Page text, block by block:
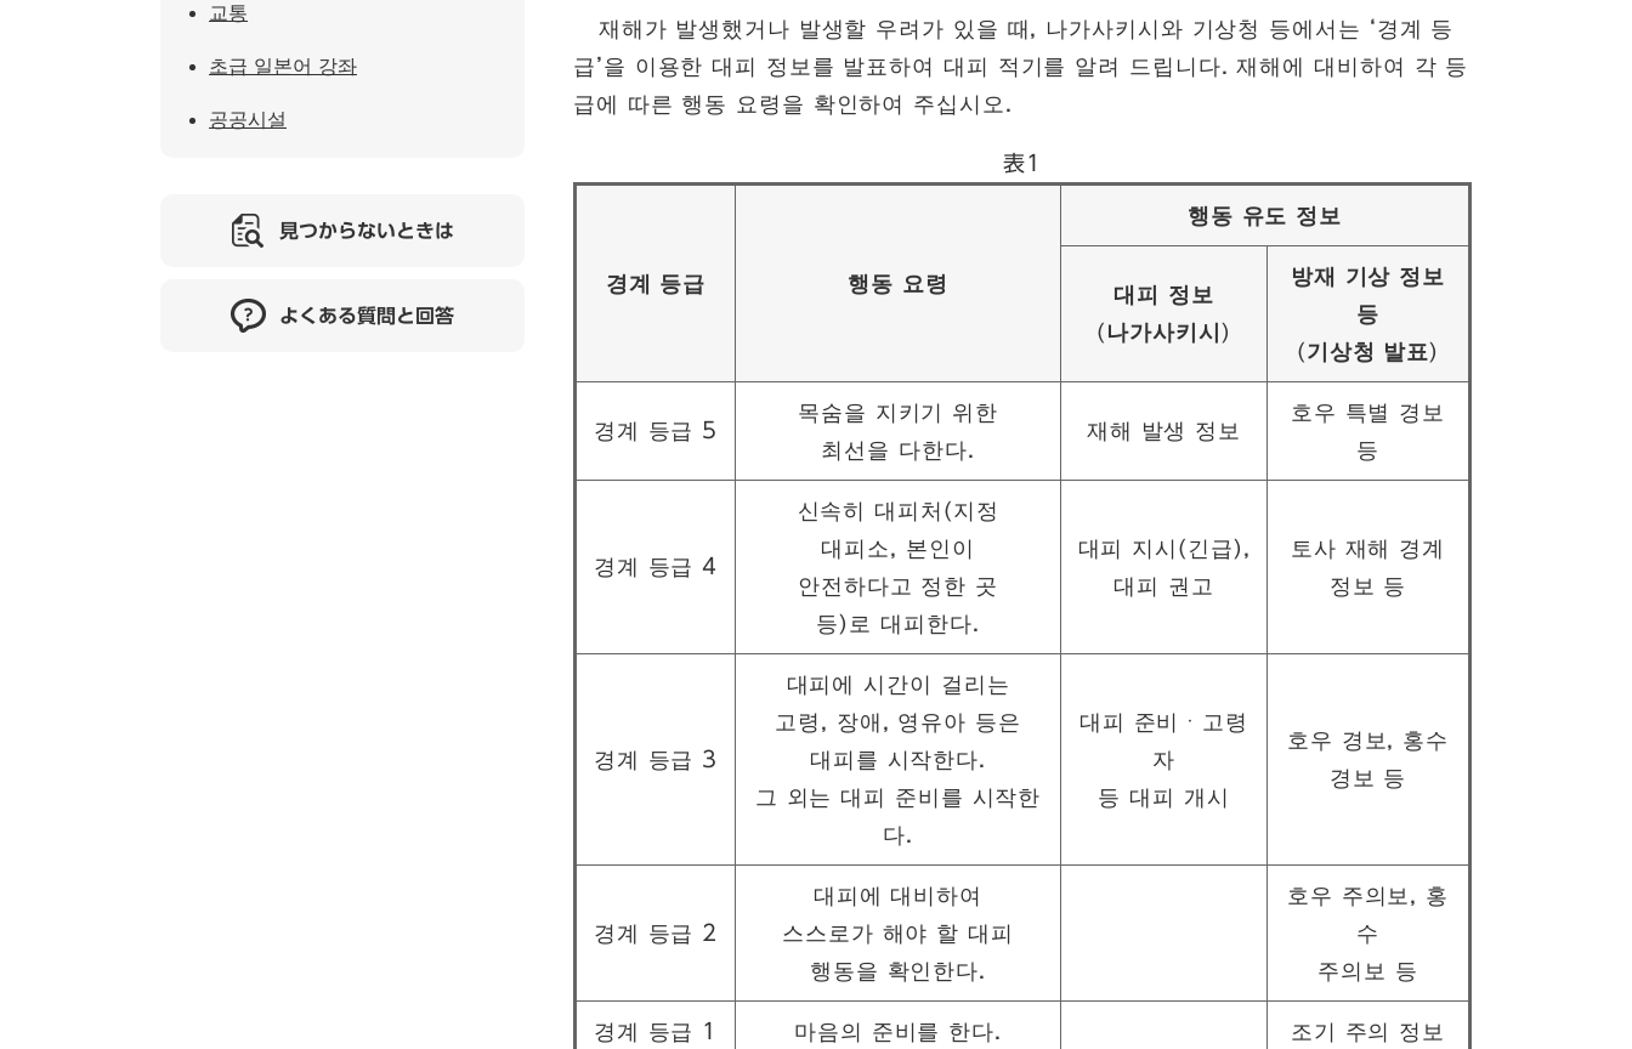
재해가 발생했거나 발생할 우려가 있을 때, 나가사키시와 기상청 등에서는 ‘경계 등
급’을 이용한 대피 정보를 발표하여 대피 적기를 알려 드립니다. 재해에 대비하여 각 등
급에 따른 행동 요령을 확인하여 주십시오.
表1
경계 등급 행동 요령
행동 유도 정보
대피 정보
(나가사키시)
방재 기상 정보
등
(기상청 발표)
경계 등급 5
목숨을 지키기 위한
최선을 다한다.
재해 발생 정보
호우 특별 경보
등
경계 등급 4
신속히 대피처(지정
대피소, 본인이
안전하다고 정한 곳
등)로 대피한다.
대피 지시(긴급),
대피 권고
토사 재해 경계
정보 등
경계 등급 3
대피에 시간이 걸리는
고령, 장애, 영유아 등은
대피를 시작한다.
그 외는 대피 준비를 시작한
다.
대피 준비ㆍ고령
자
등 대피 개시
호우 경보, 홍수
경보 등
경계 등급 2
대피에 대비하여
스스로가 해야 할 대피
행동을 확인한다.
호우 주의보, 홍
수
주의보 등
경계 등급 1 마음의 준비를 한다. 조기 주의 정보
교통
초급 일본어 강좌
공공시설
見つからないときは
よくある質問と回答